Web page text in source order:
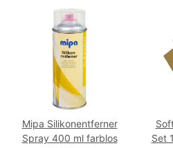
Mipa Silikonentferner
Spray 400 ml farblos
Set